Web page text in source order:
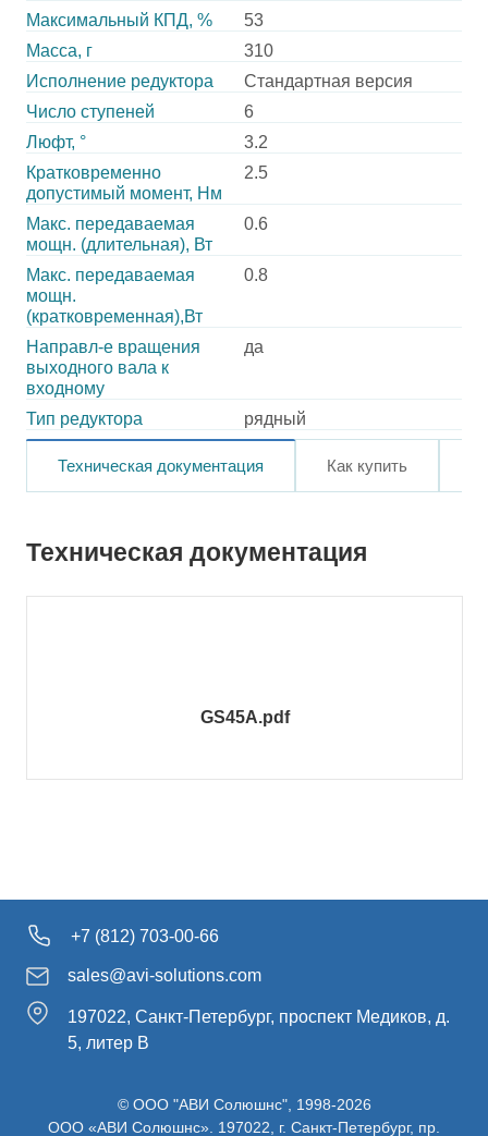
Максимальный КПД, %
53
Масса, г
310
Исполнение редуктора
Стандартная версия
Число ступеней
6
Люфт, °
3.2
Кратковременно
допустимый момент, Нм
2.5
Макс. передаваемая
мощн. (длительная), Вт
0.6
Макс. передаваемая
мощн.
(кратковременная),Вт
0.8
Направл-е вращения
выходного вала к
входному
да
Тип редуктора рядный
Техническая документация Как купить
Техническая документация
GS45A.pdf
+7 (812) 703-00-66
sales@avi-solutions.com
197022, Санкт-Петербург, проспект Медиков, д.
5, литер В
© ООО "АВИ Солюшнс", 1998-2026
ООО «АВИ Солюшнс». 197022, г. Санкт-Петербург, пр.